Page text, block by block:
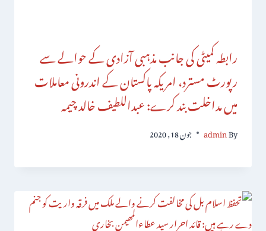
رابطہ کمیٹی کی جانب مذہبی آزادی کے حوالے سے
رپورٹ مسترد، امریکہ پاکستان کے اندرونی معاملات
میں مداخلت بند کرے: عبداللطیف خالد چیمہ
By
admin جون 18, 2020